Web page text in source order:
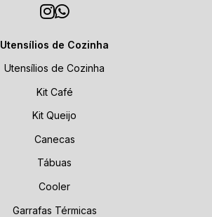
Utensílios de Cozinha
Utensílios de Cozinha
Kit Café
Kit Queijo
Canecas
Tábuas
Cooler
Garrafas Térmicas